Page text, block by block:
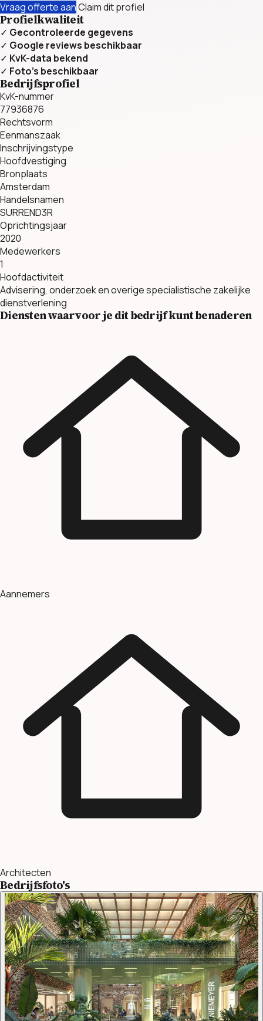
Vraag offerte aanClaim dit profiel
Profielkwaliteit
✓ Gecontroleerde gegevens
✓ Google reviews beschikbaar
✓ KvK-data bekend
✓ Foto’s beschikbaar
Bedrijfsprofiel
KvK-nummer
77936876
Rechtsvorm
Eenmanszaak
Inschrijvingstype
Hoofdvestiging
Bronplaats
Amsterdam
Handelsnamen
SURREND3R
Oprichtingsjaar
2020
Medewerkers
1
Hoofdactiviteit
Advisering, onderzoek en overige specialistische zakelijke
dienstverlening
Diensten waarvoor je dit bedrijf kunt benaderen
Aannemers
Architecten
Bedrijfsfoto's